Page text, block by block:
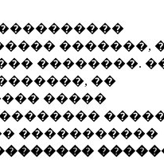
�������,
��������.
��
�����
�����������
��������